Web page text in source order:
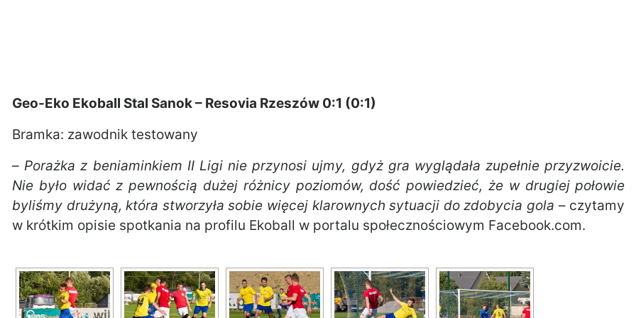
Geo-Eko Ekoball Stal Sanok – Resovia Rzeszów 0:1 (0:1)
Bramka: zawodnik testowany
–Porażka z beniaminkiem II Ligi nie przynosi ujmy, gdyż gra wyglądała zupełnie przyzwoicie.
Nie było widać z pewnością dużej różnicy poziomów, dość powiedzieć, że w drugiej połowie
byliśmy drużyną, która stworzyła sobie więcej klarownych sytuacji do zdobycia gola – czytamy
w krótkim opisie spotkania na profilu Ekoball w portalu społecznościowym Facebook.com.